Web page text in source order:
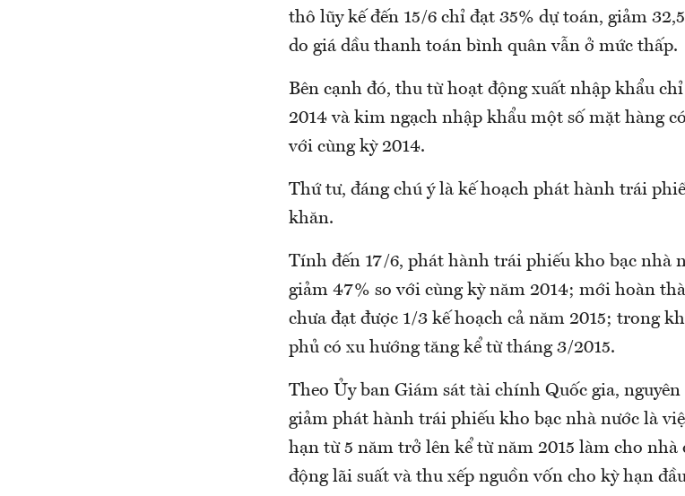
thô lũy kế đến 15/6 chỉ đạt 35% dự toán, giảm
do giá dầu thanh toán bình quân vẫn ở mức thấp.
Bên cạnh đó, thu từ hoạt động xuất nhập khẩu
2014 và kim ngạch nhập khẩu một số mặt hàng
với cùng kỳ 2014.
Thứ tư, đáng chú ý là kế hoạch phát hành trái
khăn.
Tính đến 17/6, phát hành trái phiếu kho bạc nhà
giảm 47% so với cùng kỳ năm 2014; mới hoàn
chưa đạt được 1/3 kế hoạch cả năm 2015; trong
phủ có xu hướng tăng kể từ tháng 3/2015.
Theo Ủy ban Giám sát tài chính Quốc gia, nguyên
giảm phát hành trái phiếu kho bạc nhà nước là
hạn từ 5 năm trở lên kể từ năm 2015 làm cho nhà
động lãi suất và thu xếp nguồn vốn cho kỳ hạn